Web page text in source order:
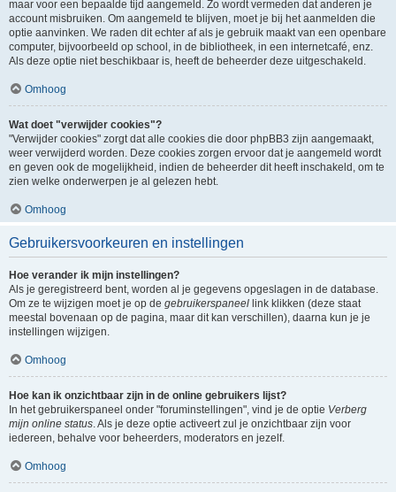
maar voor een bepaalde tijd aangemeld. Zo wordt vermeden dat anderen je
account misbruiken. Om aangemeld te blijven, moet je bij het aanmelden die
optie aanvinken. We raden dit echter af als je gebruik maakt van een openbare
computer, bijvoorbeeld op school, in de bibliotheek, in een internetcafé, enz.
Als deze optie niet beschikbaar is, heeft de beheerder deze uitgeschakeld.
Omhoog
Wat doet "verwijder cookies"?
"Verwijder cookies" zorgt dat alle cookies die door phpBB3 zijn aangemaakt,
weer verwijderd worden. Deze cookies zorgen ervoor dat je aangemeld wordt
en geven ook de mogelijkheid, indien de beheerder dit heeft inschakeld, om te
zien welke onderwerpen je al gelezen hebt.
Omhoog
Gebruikersvoorkeuren en instellingen
Hoe verander ik mijn instellingen?
Als je geregistreerd bent, worden al je gegevens opgeslagen in de database.
Om ze te wijzigen moet je op de gebruikerspaneel link klikken (deze staat
meestal bovenaan op de pagina, maar dit kan verschillen), daarna kun je je
instellingen wijzigen.
Omhoog
Hoe kan ik onzichtbaar zijn in de online gebruikers lijst?
In het gebruikerspaneel onder "foruminstellingen", vind je de optie Verberg
mijn online status. Als je deze optie activeert zul je onzichtbaar zijn voor
iedereen, behalve voor beheerders, moderators en jezelf.
Omhoog